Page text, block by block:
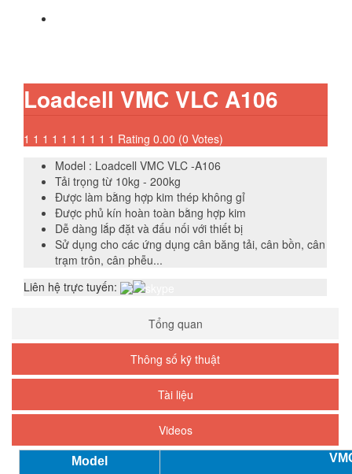
Loadcell VMC VLC A106
1 1 1 1 1 1 1 1 1 1 Rating 0.00 (0 Votes)
Model : Loadcell VMC VLC -A106
Tải trọng từ 10kg - 200kg
Được làm bằng hợp kim thép không gỉ
Được phủ kín hoàn toàn bằng hợp kim
Dễ dàng lắp đặt và đấu nối với thiết bị
Sử dụng cho các ứng dụng cân băng tải, cân bồn, cân
trạm trôn, cân phễu...
Liên hệ trực tuyến:
Tổng quan
Thông số kỹ thuật
Tài liệu
Videos
Model